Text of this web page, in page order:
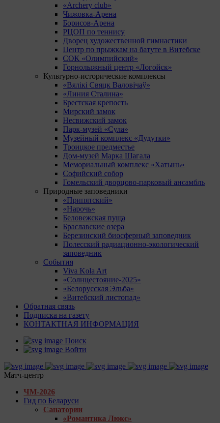
«Archery club»
Чижовка-Арена
Борисов-Арена
РЦОП по теннису
Дворец художественной гимнастики
Центр по прыжкам на батуте в Витебске
СОК «Олимпийский»
Горнолыжный центр «Логойск»
Культурно-исторические комплексы
«Вялікі Свяцк Валовічаў»
«Линия Сталина»
Брестская крепость
Мирский замок
Несвижский замок
Парк-музей «Сула»
Музейный комплекс «Дудутки»
Троицкое предместье
Дом-музей Марка Шагала
Мемориальный комплекс «Хатынь»
Софийский собор
Гомельский дворцово-парковый ансамбль
Природные заповедники
«Припятский»
«Нарочь»
Беловежская пуща
Браславские озера
Березинский биосферный заповедник
Полесский радиационно-экологический
заповедник
События
Viva Kola Art
«Солнцестояние-2025»
«Белорусская Эльба»
«Витебский листопад»
Обратная связь
Подписка на газету
КОНТАКТНАЯ ИНФОРМАЦИЯ
Поиск
Войти
Матч-центр
ЧМ-2026
Гид по Беларуси
Санатории
«Романтика Люкс»